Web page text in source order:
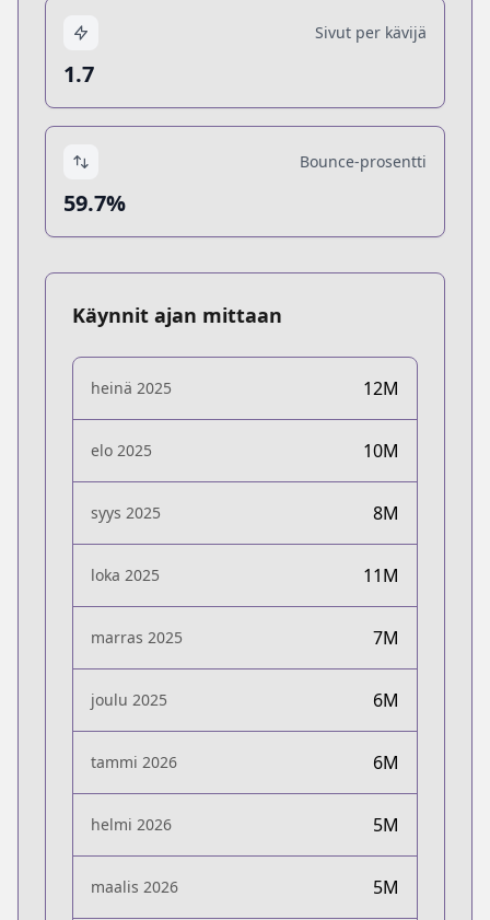
Sivut per kävijä
1.7
Bounce-prosentti
59.7%
Käynnit ajan mittaan
heinä 2025 12M
elo 2025 10M
syys 2025 8M
loka 2025 11M
marras 2025 7M
joulu 2025 6M
tammi 2026 6M
helmi 2026 5M
maalis 2026 5M